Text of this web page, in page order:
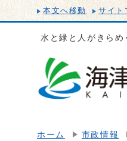
本文へ移動 サイト
水と緑と人がきらめ
ホーム 市政情報